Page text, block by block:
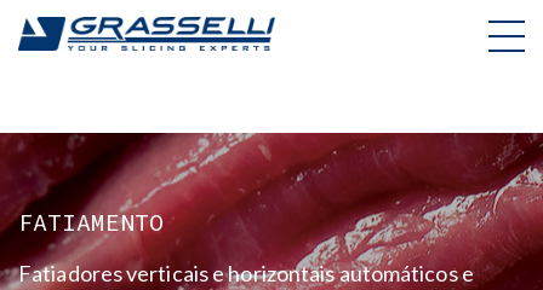
content
FATIAMENTO
Fatiadores verticais e horizontais automáticos e